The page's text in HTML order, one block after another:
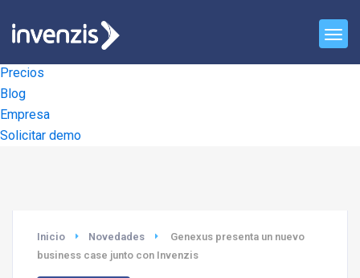
Inicio
Precios
Blog
Empresa
Solicitar demo
Inicio Novedades
Genexus presenta un nuevo
business case junto con Invenzis